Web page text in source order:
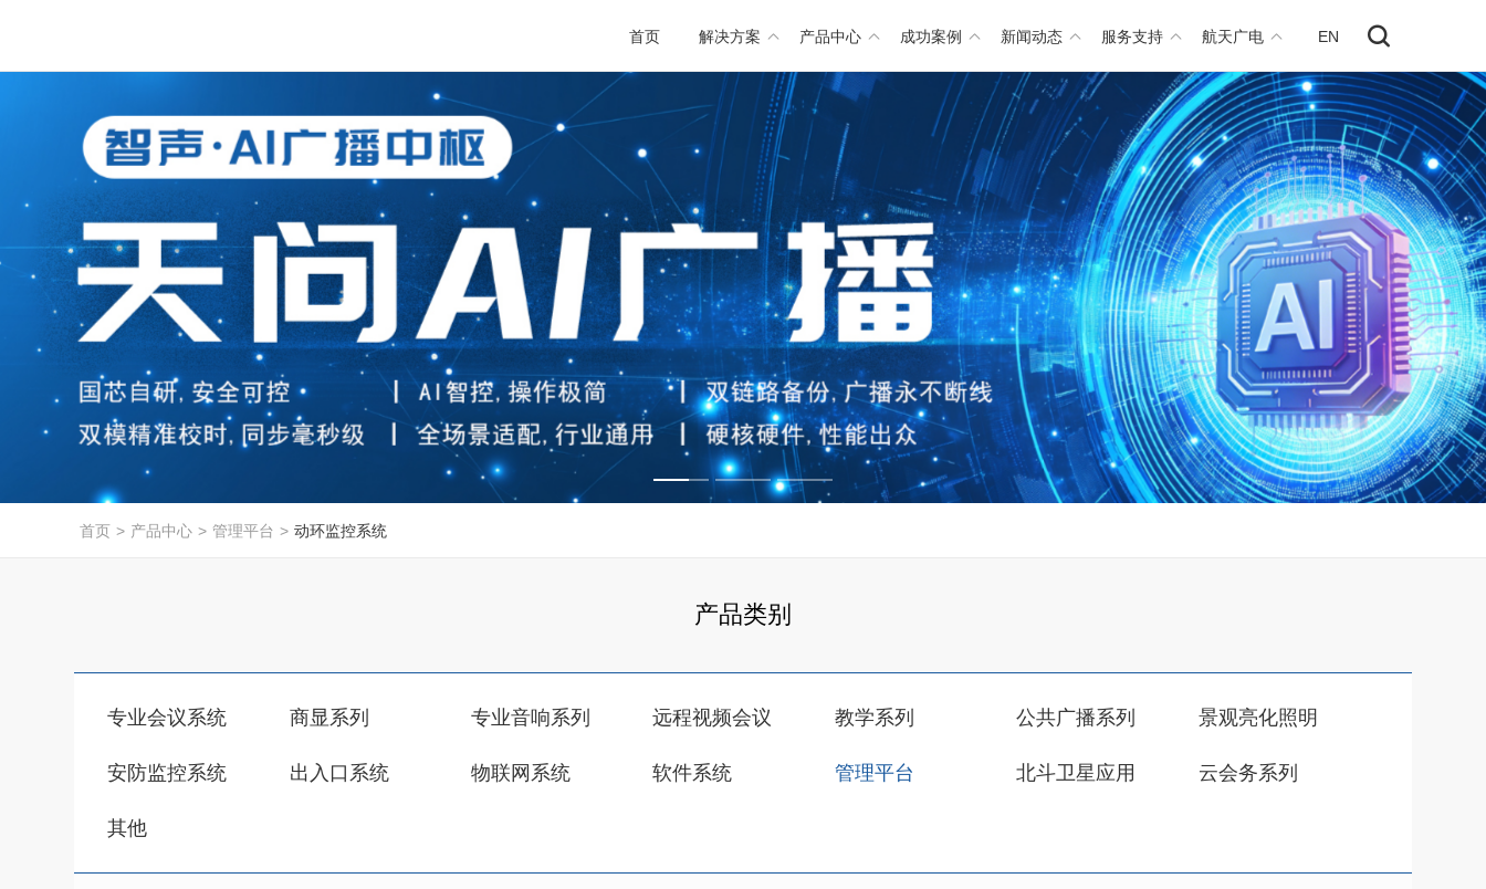
首页 解决方案 产品中心 成功案例 新闻动态 服务支持 航天广电 EN
首页 > 产品中心 > 管理平台 > 动环监控系统
产品类别
专业会议系统 商显系列 专业音响系列 远程视频会议 教学系列 公共广播系列 景观亮化照明
安防监控系统 出入口系统 物联网系统 软件系统 管理平台 北斗卫星应用 云会务系列
其他